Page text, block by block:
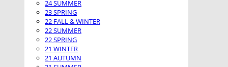
24 SUMMER
23 SPRING
22 FALL & WINTER
22 SUMMER
22 SPRING
21 WINTER
21 AUTUMN